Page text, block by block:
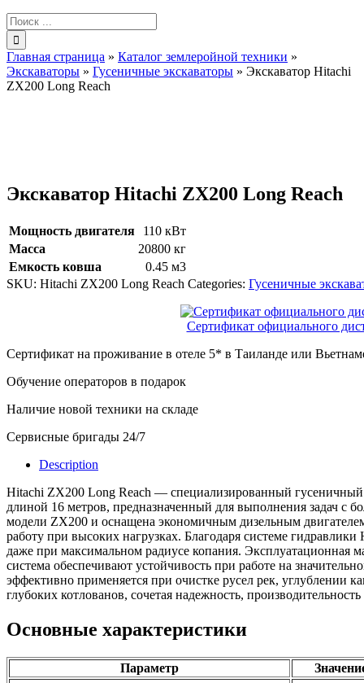
Результат
поиска:
Главная страница » Каталог землеройной техники »
Экскаваторы » Гусеничные экскаваторы » Экскаватор Hitachi
ZX200 Long Reach
Экскаватор Hitachi ZX200 Long Reach
Мощность двигателя
110 кВт
Масса
20800 кг
Емкость ковша
0.45 м3
SKU: Hitachi ZX200 Long Reach Categories: Гусеничные
Сертификат официального
Сертификат на проживание в отеле 5* в Таиланде или
Обучение операторов в подарок
Наличие новой техники на складе
Сервисные бригады 24/7
Description
Hitachi ZX200 Long Reach — специализированный
длиной 16 метров, предназначенный для выполнения задач с
модели ZX200 и оснащена экономичным дизельным
работу при высоких нагрузках. Благодаря системе
даже при максимальном радиусе копания. Эксплуатационная
система обеспечивают устойчивость при работе на
эффективно применяется при очистке русел рек, углублении
глубоких котлованов, сочетая надежность,
Основные характеристики
Параметр